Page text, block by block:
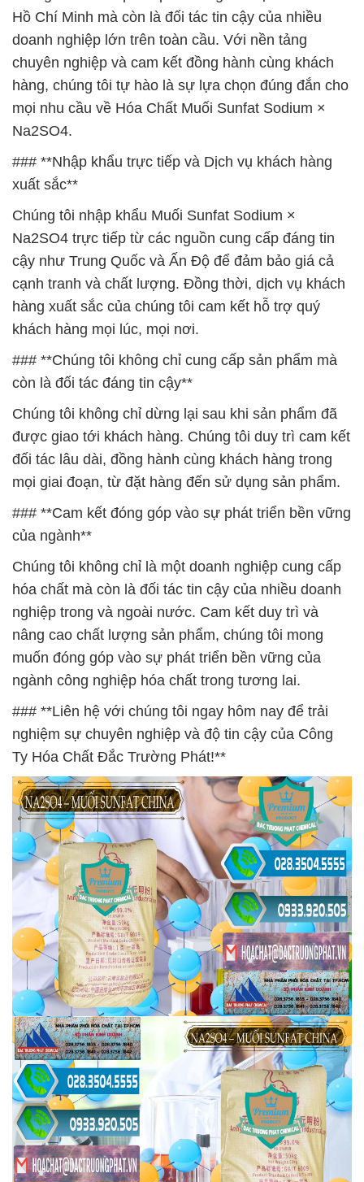
Hồ Chí Minh mà còn là đối tác tin cậy của nhiều
doanh nghiệp lớn trên toàn cầu. Với nền tảng
chuyên nghiệp và cam kết đồng hành cùng khách
hàng, chúng tôi tự hào là sự lựa chọn đúng đắn cho
mọi nhu cầu về Hóa Chất Muối Sunfat Sodium ×
Na2SO4.
### **Nhập khẩu trực tiếp và Dịch vụ khách hàng
xuất sắc**
Chúng tôi nhập khẩu Muối Sunfat Sodium ×
Na2SO4 trực tiếp từ các nguồn cung cấp đáng tin
cậy như Trung Quốc và Ấn Độ để đảm bảo giá cả
cạnh tranh và chất lượng. Đồng thời, dịch vụ khách
hàng xuất sắc của chúng tôi cam kết hỗ trợ quý
khách hàng mọi lúc, mọi nơi.
### **Chúng tôi không chỉ cung cấp sản phẩm mà
còn là đối tác đáng tin cậy**
Chúng tôi không chỉ dừng lại sau khi sản phẩm đã
được giao tới khách hàng. Chúng tôi duy trì cam kết
đối tác lâu dài, đồng hành cùng khách hàng trong
mọi giai đoạn, từ đặt hàng đến sử dụng sản phẩm.
### **Cam kết đóng góp vào sự phát triển bền vững
của ngành**
Chúng tôi không chỉ là một doanh nghiệp cung cấp
hóa chất mà còn là đối tác tin cậy của nhiều doanh
nghiệp trong và ngoài nước. Cam kết duy trì và
nâng cao chất lượng sản phẩm, chúng tôi mong
muốn đóng góp vào sự phát triển bền vững của
ngành công nghiệp hóa chất trong tương lai.
### **Liên hệ với chúng tôi ngay hôm nay để trải
nghiệm sự chuyên nghiệp và độ tin cậy của Công
Ty Hóa Chất Đắc Trường Phát!**